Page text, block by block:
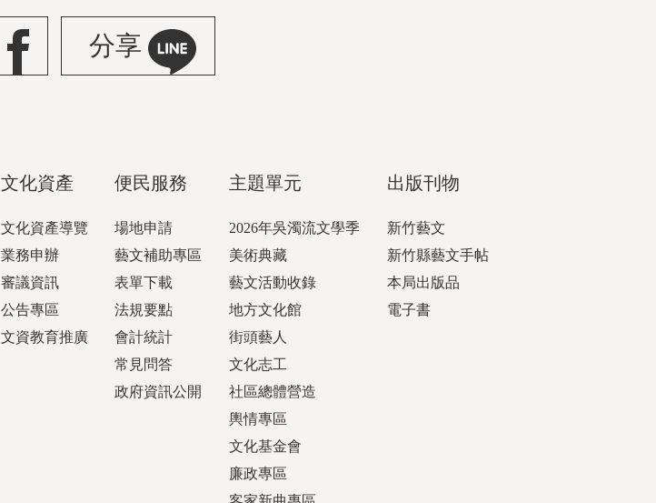
分享
文化資產
文化資產導覽
業務申辦
審議資訊
公告專區
文資教育推廣
便民服務
場地申請
藝文補助專區
表單下載
法規要點
會計統計
常見問答
政府資訊公開
主題單元
2026年吳濁流文學季
美術典藏
藝文活動收錄
地方文化館
街頭藝人
文化志工
社區總體營造
輿情專區
文化基金會
廉政專區
出版刊物
新竹藝文
新竹縣藝文手帖
本局出版品
電子書